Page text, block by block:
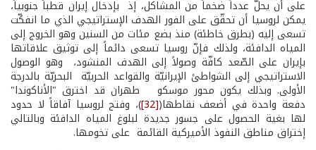
على أن يحلّ عدداً ضخماً من المشاكل، إذ بإدخال إيران قطباً جنوبياً،
يمكن لروسيا أن تحقّق على الفور الهدف الإستراتيجي الذي ما انفكّت
تسعى إليه (بطرق خاطئة) منذ بضع مئات من السنين وهو الخروج إلى
المياه الدافئة، ولذلك فإنّ روسيا تسعى دائماً إلى توثيق علاقاتها
بإيران على الصّعد كافّة وصولاً إلى الهدف المنشود، وهو الوصول
الاستراتيجي إلى الشواطئ الإيرانيّة والقواعد الحربيّة ­ البحريّة بالدرجة
الأولى. وبذلك يكون محور موسكو ­ طهران قد اخترق "الأناكوندا"
دفعة واحدة في أضعف نقاطها([32] )، وفتح لروسيا آفاقاً لا حدود
لها بغية الحصول على جسور جديدة لبلوغ المياه الدافئة وبالتالي
إختراق مناطق النفوذ الأميركية القائمة على تخومها.